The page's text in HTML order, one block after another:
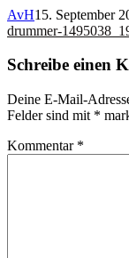
AvH15. September
drummer-
Schreibe einen
Deine E-Mail-
Felder sind mit *
Kommentar *